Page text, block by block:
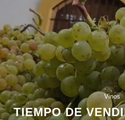
Vinos
TIEMPO DE